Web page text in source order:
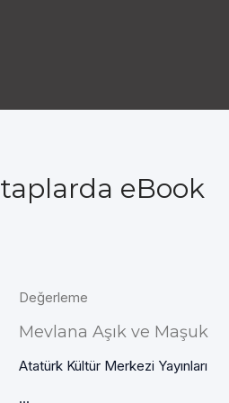
eBook
Değerleme
Mevlana Aşık ve Maşuk
Atatürk Kültür Merkezi Yayınları
...